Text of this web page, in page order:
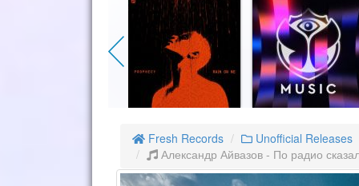
Fresh Records
Unofficial Releases
Александр Айвазов - По радио